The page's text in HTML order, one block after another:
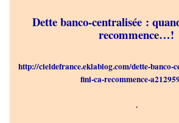
Dette banco-centralisée :
recommence…!
http://cieldefrance.eklablog.com/dette-banco-
fini-ca-recommence-
.